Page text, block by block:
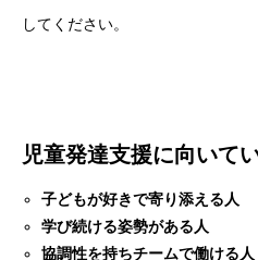
してください。
児童発達支援に向いて
子どもが好きで寄り添える人
学び続ける姿勢がある人
協調性を持ちチームで働ける人